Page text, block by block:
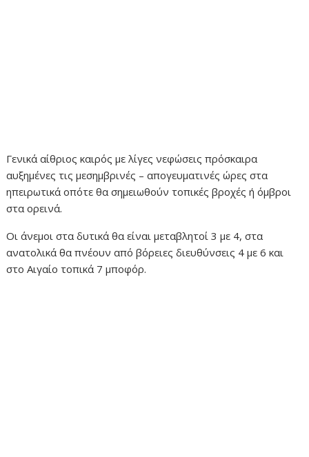
Γενικά αίθριος καιρός με λίγες νεφώσεις πρόσκαιρα
αυξημένες τις μεσημβρινές – απογευματινές ώρες στα
ηπειρωτικά οπότε θα σημειωθούν τοπικές βροχές ή όμβροι
στα ορεινά.
Οι άνεμοι στα δυτικά θα είναι μεταβλητοί 3 με 4, στα
ανατολικά θα πνέουν από βόρειες διευθύνσεις 4 με 6 και
στο Αιγαίο τοπικά 7 μποφόρ.